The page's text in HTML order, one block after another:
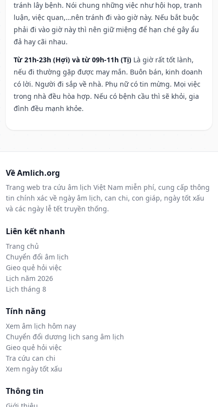
tránh lây bệnh. Nói chung những việc như hội họp, tranh
luận, việc quan,…nên tránh đi vào giờ này. Nếu bắt buộc
phải đi vào giờ này thì nên giữ miệng để hạn ché gây ẩu
đả hay cãi nhau.
Từ 21h-23h (Hợi) và từ 09h-11h (Tị) Là giờ rất tốt lành,
nếu đi thường gặp được may mắn. Buôn bán, kinh doanh
có lời. Người đi sắp về nhà. Phụ nữ có tin mừng. Mọi việc
trong nhà đều hòa hợp. Nếu có bệnh cầu thì sẽ khỏi, gia
đình đều mạnh khỏe.
Về Amlich.org
Trang web tra cứu âm lịch Việt Nam miễn phí, cung cấp thông
tin chính xác về ngày âm lịch, can chi, con giáp, ngày tốt xấu
và các ngày lễ tết truyền thống.
Liên kết nhanh
Trang chủ
Chuyển đổi âm lịch
Gieo quẻ hỏi việc
Lịch năm 2026
Lịch tháng 8
Tính năng
Xem âm lịch hôm nay
Chuyển đổi dương lịch sang âm lịch
Gieo quẻ hỏi việc
Tra cứu can chi
Xem ngày tốt xấu
Thông tin